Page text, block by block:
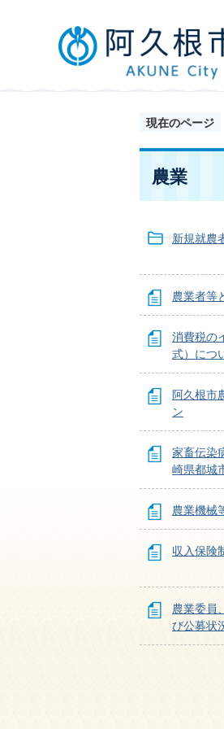
現在のページ
農業
新規就農
農業者等
消費税の
式）につ
阿久根市
ン
家畜伝染
崎県都城
農業機械
収入保険
農業委員
び公募状